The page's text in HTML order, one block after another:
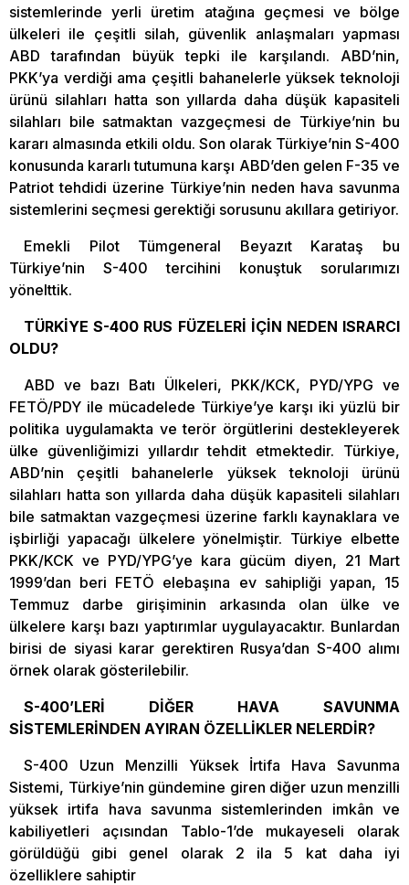
sistemlerinde yerli üretim atağına geçmesi ve bölge
ülkeleri ile çeşitli silah, güvenlik anlaşmaları yapması
ABD tarafından büyük tepki ile karşılandı. ABD’nin,
PKK’ya verdiği ama çeşitli bahanelerle yüksek teknoloji
ürünü silahları hatta son yıllarda daha düşük kapasiteli
silahları bile satmaktan vazgeçmesi de Türkiye’nin bu
kararı almasında etkili oldu. Son olarak Türkiye’nin S-400
konusunda kararlı tutumuna karşı ABD’den gelen F-35 ve
Patriot tehdidi üzerine Türkiye’nin neden hava savunma
sistemlerini seçmesi gerektiği sorusunu akıllara getiriyor.
Emekli Pilot Tümgeneral Beyazıt Karataş bu
Türkiye’nin S-400 tercihini konuştuk sorularımızı
yönelttik.
TÜRKİYE S-400 RUS FÜZELERİ İÇİN NEDEN ISRARCI
OLDU?
ABD ve bazı Batı Ülkeleri, PKK/KCK, PYD/YPG ve
FETÖ/PDY ile mücadelede Türkiye’ye karşı iki yüzlü bir
politika uygulamakta ve terör örgütlerini destekleyerek
ülke güvenliğimizi yıllardır tehdit etmektedir. Türkiye,
ABD’nin çeşitli bahanelerle yüksek teknoloji ürünü
silahları hatta son yıllarda daha düşük kapasiteli silahları
bile satmaktan vazgeçmesi üzerine farklı kaynaklara ve
işbirliği yapacağı ülkelere yönelmiştir. Türkiye elbette
PKK/KCK ve PYD/YPG’ye kara gücüm diyen, 21 Mart
1999’dan beri FETÖ elebaşına ev sahipliği yapan, 15
Temmuz darbe girişiminin arkasında olan ülke ve
ülkelere karşı bazı yaptırımlar uygulayacaktır. Bunlardan
birisi de siyasi karar gerektiren Rusya’dan S-400 alımı
örnek olarak gösterilebilir.
S-400’LERİ DİĞER HAVA SAVUNMA
SİSTEMLERİNDEN AYIRAN ÖZELLİKLER NELERDİR?
S-400 Uzun Menzilli Yüksek İrtifa Hava Savunma
Sistemi, Türkiye’nin gündemine giren diğer uzun menzilli
yüksek irtifa hava savunma sistemlerinden imkân ve
kabiliyetleri açısından Tablo-1’de mukayeseli olarak
görüldüğü gibi genel olarak 2 ila 5 kat daha iyi
özelliklere sahiptir